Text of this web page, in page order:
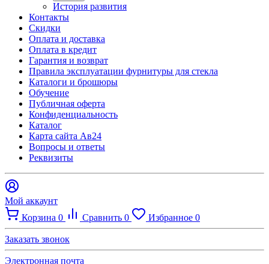
История развития
Контакты
Скидки
Оплата и доставка
Оплата в кредит
Гарантия и возврат
Правила эксплуатации фурнитуры для стекла
Каталоги и брошюры
Обучение
Публичная оферта
Конфиденциальность
Каталог
Карта сайта Ав24
Вопросы и ответы
Реквизиты
Мой аккаунт
Корзина 0 Сравнить 0 Избранное 0
Заказать звонок
Электронная почта